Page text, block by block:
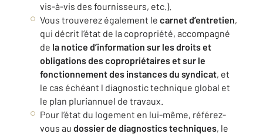
vis-à-vis des fournisseurs, etc.).
Vous trouverez également le carnet d’entretien,
qui décrit l’état de la copropriété, accompagné
de la notice d’information sur les droits et
obligations des copropriétaires et sur le
fonctionnement des instances du syndicat, et
le cas échéant l diagnostic technique global et
le plan pluriannuel de travaux.
Pour l’état du logement en lui-même, référez-
vous au dossier de diagnostics techniques, le